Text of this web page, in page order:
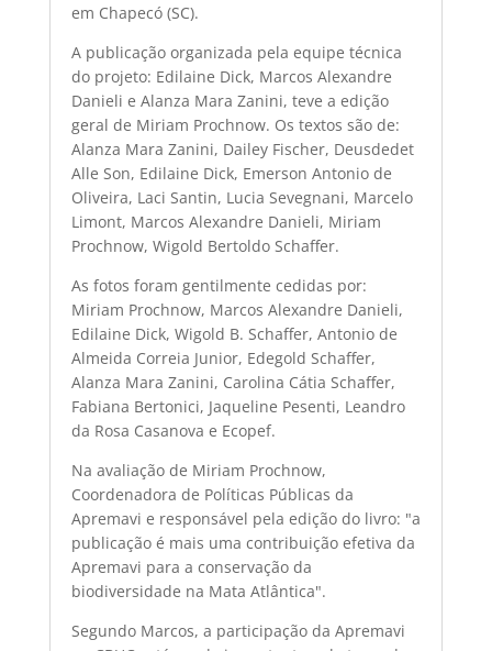
em Chapecó (SC).
A publicação organizada pela equipe técnica
do projeto: Edilaine Dick, Marcos Alexandre
Danieli e Alanza Mara Zanini, teve a edição
geral de Miriam Prochnow. Os textos são de:
Alanza Mara Zanini, Dailey Fischer, Deusdedet
Alle Son, Edilaine Dick, Emerson Antonio de
Oliveira, Laci Santin, Lucia Sevegnani, Marcelo
Limont, Marcos Alexandre Danieli, Miriam
Prochnow, Wigold Bertoldo Schaffer.
As fotos foram gentilmente cedidas por:
Miriam Prochnow, Marcos Alexandre Danieli,
Edilaine Dick, Wigold B. Schaffer, Antonio de
Almeida Correia Junior, Edegold Schaffer,
Alanza Mara Zanini, Carolina Cátia Schaffer,
Fabiana Bertonici, Jaqueline Pesenti, Leandro
da Rosa Casanova e Ecopef.
Na avaliação de Miriam Prochnow,
Coordenadora de Políticas Públicas da
Apremavi e responsável pela edição do livro: "a
publicação é mais uma contribuição efetiva da
Apremavi para a conservação da
biodiversidade na Mata Atlântica".
Segundo Marcos, a participação da Apremavi